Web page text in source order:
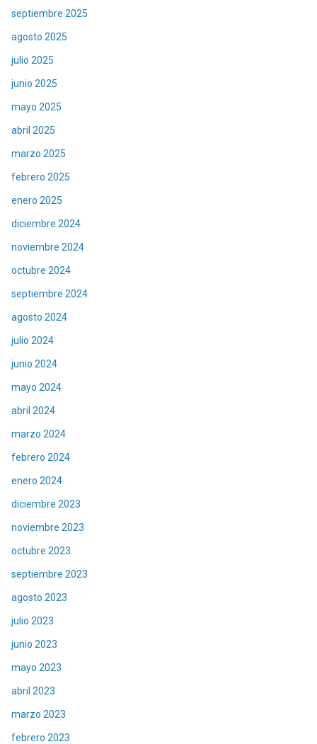
septiembre 2025
agosto 2025
julio 2025
junio 2025
mayo 2025
abril 2025
marzo 2025
febrero 2025
enero 2025
diciembre 2024
noviembre 2024
octubre 2024
septiembre 2024
agosto 2024
julio 2024
junio 2024
mayo 2024
abril 2024
marzo 2024
febrero 2024
enero 2024
diciembre 2023
noviembre 2023
octubre 2023
septiembre 2023
agosto 2023
julio 2023
junio 2023
mayo 2023
abril 2023
marzo 2023
febrero 2023